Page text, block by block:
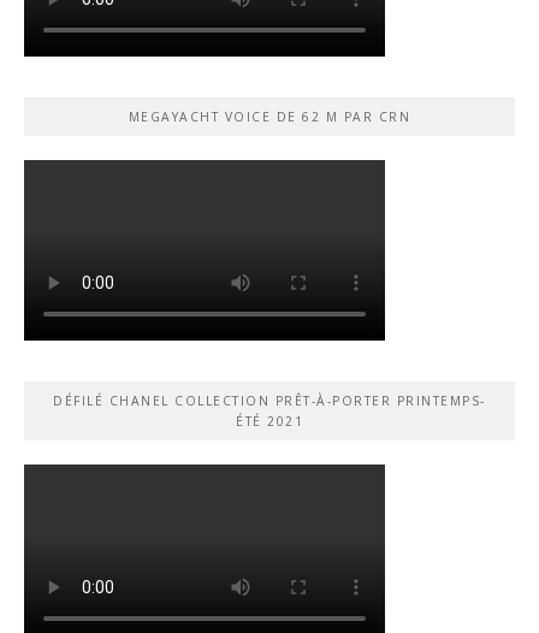
MEGAYACHT VOICE DE 62 M PAR CRN
DÉFILÉ CHANEL COLLECTION PRÊT-À-PORTER PRINTEMPS-
ÉTÉ 2021